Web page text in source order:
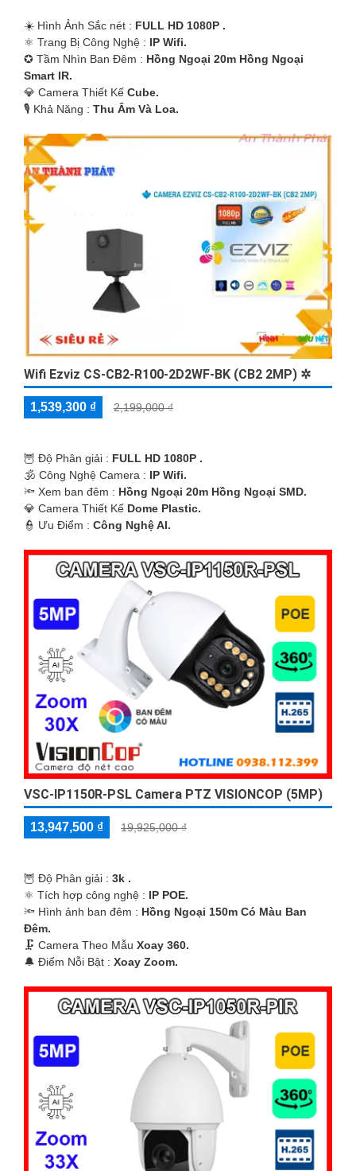
☀️ Hình Ảnh Sắc nét : FULL HD 1080P .
⚛️ Trang Bị Công Nghệ : IP Wifi.
✪ Tầm Nhìn Ban Đêm : Hồng Ngoại 20m Hồng Ngoại
Smart IR.
💎 Camera Thiết Kế Cube.
️🎙 Khả Năng : Thu Âm Và Loa.
Wifi Ezviz CS-CB2-R100-2D2WF-BK (CB2 2MP) ✲
1,539,300 ₫ 2,199,000 ₫
🦉 Độ Phân giải : FULL HD 1080P .
🕉️ Công Nghệ Camera : IP Wifi.
🔦 Xem ban đêm : Hồng Ngoại 20m Hồng Ngoại SMD.
💎 Camera Thiết Kế Dome Plastic.
️👮 Ưu Điểm : Công Nghệ AI.
VSC-IP1150R-PSL Camera PTZ VISIONCOP (5MP)
13,947,500 ₫ 19,925,000 ₫
🦉 Độ Phân giải : 3k .
⚛️ Tích hợp công nghệ : IP POE.
🔦 Hình ảnh ban đêm : Hồng Ngoại 150m Có Màu Ban
Ðêm.
🗜️ Camera Theo Mẫu Xoay 360.
️🔔 Điểm Nỗi Bật : Xoay Zoom.